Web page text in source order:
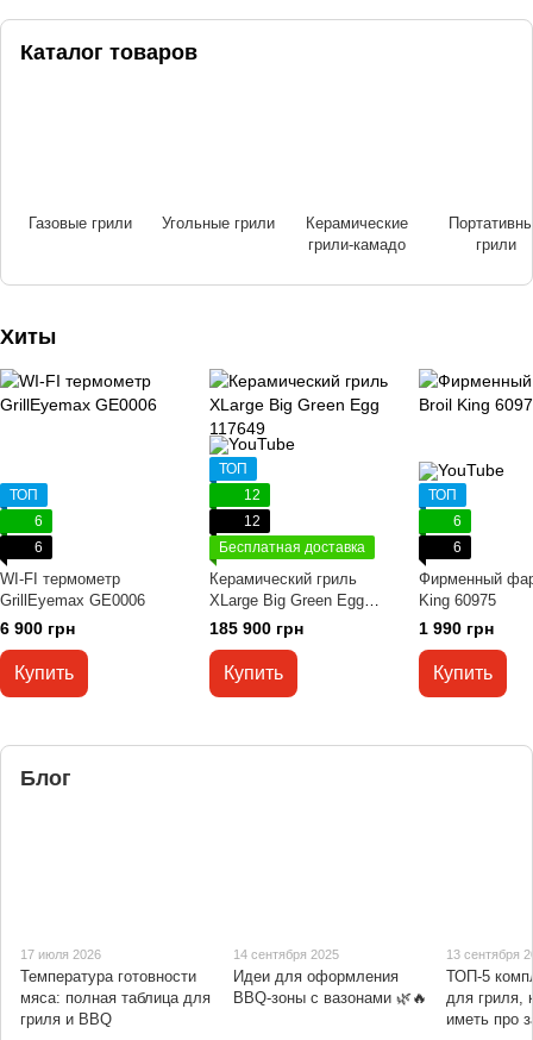
Каталог товаров
Газовые грили Угольные грили
Керамические
грили-камадо
грили
Хиты
ТОП
6
6
WI-FI термометр
GrillEyemax GE0006
6 900 грн
Купить
ТОП
12
12
Бесплатная доставка
Керамический гриль
XLarge Big Green Egg
117649
185 900 грн
Купить
ТОП
6
6
Фирменный
King 60975
1 990 грн
Купить
Блог
17 июля 2026
Температура готовности
мяса: полная таблица для
гриля и BBQ
14 сентября 2025
Идеи для оформления
BBQ-зоны с вазонами 🌿🔥
13 сентября
ТОП-5
для гриля,
иметь про